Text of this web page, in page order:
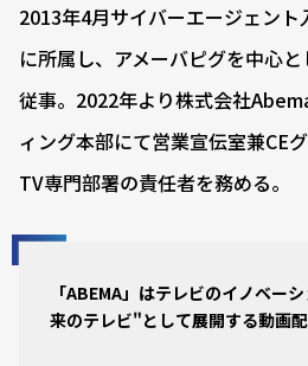
2013年4月サイバーエージェン
に所属し、アメーバピグを中心
従事。2022年より株式会社
ィング本部にて営業宣伝室兼CE
TV専門部署の責任者を務める。
「ABEMA」はテレビのイノベー
来のテレビ"として展開する動画配